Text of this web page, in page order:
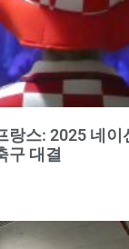
랑스: 2025 네이
구 대결